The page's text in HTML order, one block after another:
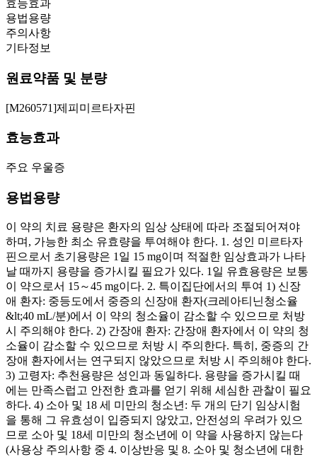
효능효과
용법용량
주의사항
기타정보
원료약품 및 분량
[M260571]제피미르타자핀
효능효과
주요 우울증
용법용량
이 약의 치료 용량은 환자의 임상 상태에 따라 조절되어져야
하며, 가능한 최소 유효량을 투여해야 한다. 1. 성인 미르타자
핀으로서 초기용량은 1일 15 mg이며 적절한 임상효과가 나타
날 때까지 용량을 증가시킬 필요가 있다. 1일 유효용량은 보통
이 약으로서 15～45 mg이다. 2. 특이집단에서의 투여 1) 신장
애 환자: 중등도에서 중증의 신장애 환자(크레아티닌청소율
&lt;40 mL/분)에서 이 약의 청소율이 감소할 수 있으므로 처방
시 주의해야 한다. 2) 간장애 환자: 간장애 환자에서 이 약의 청
소율이 감소할 수 있으므로 처방 시 주의한다. 특히, 중증의 간
장애 환자에서는 연구되지 않았으므로 처방 시 주의해야 한다.
3) 고령자: 추천용량은 성인과 동일하다. 용량을 증가시킬 때
에는 만족스럽고 안전한 효과를 얻기 위해 세심한 관찰이 필요
하다. 4) 소아 및 18 세 미만의 청소년: 두 개의 단기 임상시험
을 통해 그 유효성이 입증되지 않았고, 안전성의 우려가 있으
므로 소아 및 18세 미만의 청소년에 이 약을 사용하지 않는다
(사용상 주의사항 중 4. 이상반응 및 8. 소아 및 청소년에 대한